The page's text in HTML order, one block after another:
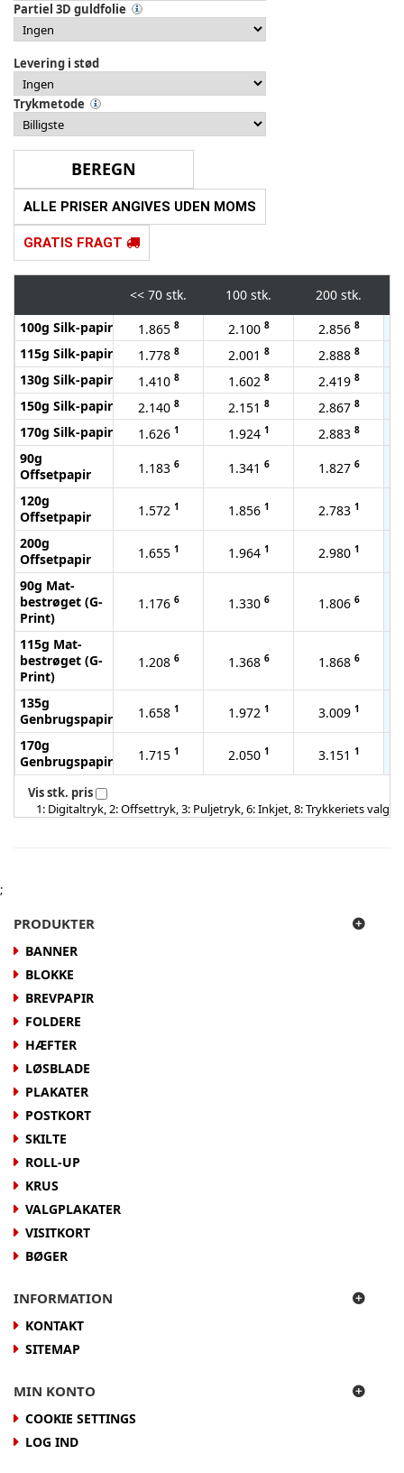
Partiel 3D guldfolie
Levering i stød
Trykmetode
ALLE PRISER ANGIVES UDEN MOMS
GRATIS FRAGT
<< 70 stk. 100 stk.
200 stk.
100g Silk-papir
1.865 8 2.100 8 2.856 8
115g Silk-papir 1.778 8 2.001 8 2.888 8
130g Silk-papir 1.410 8 1.602 8 2.419 8
150g Silk-papir 2.140 8 2.151 8 2.867 8
170g Silk-papir 1.626 1 1.924 1 2.883 8
90g
Offsetpapir
1.183 6 1.341 6 1.827 6
120g
Offsetpapir
1.572 1 1.856 1 2.783 1
200g
Offsetpapir
1.655 1 1.964 1 2.980 1
90g Mat-
bestrøget (G-
Print)
1.176 6 1.330 6 1.806 6
115g Mat-
bestrøget (G-
Print)
1.208 6 1.368 6 1.868 6
135g
Genbrugspapir
1.658 1 1.972 1 3.009 1
170g
Genbrugspapir
1.715 1 2.050 1 3.151 1
Vis stk. pris
1: Digitaltryk, 2: Offsettryk, 3: Puljetryk, 6: Inkjet, 8: Trykkeriets valg
;
PRODUKTER
BANNER
BLOKKE
BREVPAPIR
FOLDERE
HÆFTER
LØSBLADE
PLAKATER
POSTKORT
SKILTE
ROLL-UP
KRUS
VALGPLAKATER
VISITKORT
BØGER
INFORMATION
KONTAKT
SITEMAP
MIN KONTO
COOKIE SETTINGS
LOG IND